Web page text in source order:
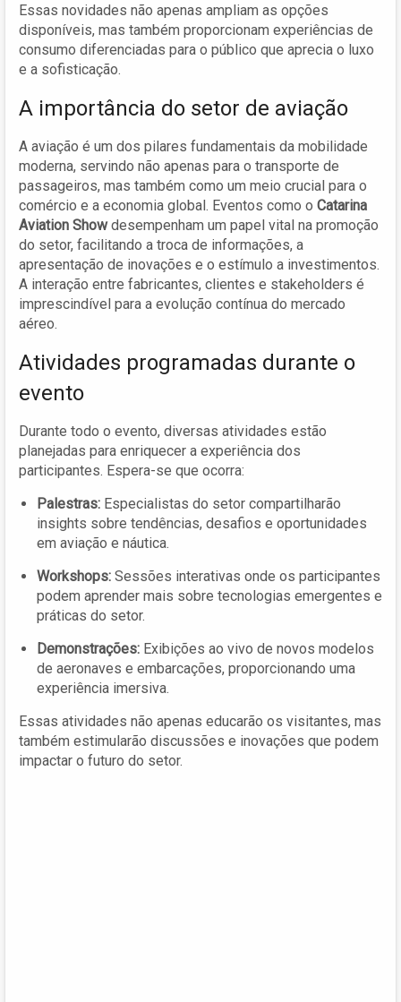
Essas novidades não apenas ampliam as opções
disponíveis, mas também proporcionam experiências de
consumo diferenciadas para o público que aprecia o luxo
e a sofisticação.
A importância do setor de aviação
A aviação é um dos pilares fundamentais da mobilidade
moderna, servindo não apenas para o transporte de
passageiros, mas também como um meio crucial para o
comércio e a economia global. Eventos como o Catarina
Aviation Showdesempenham um papel vital na promoção
do setor, facilitando a troca de informações, a
apresentação de inovações e o estímulo a investimentos.
A interação entre fabricantes, clientes e stakeholders é
imprescindível para a evolução contínua do mercado
aéreo.
Atividades programadas durante o
evento
Durante todo o evento, diversas atividades estão
planejadas para enriquecer a experiência dos
participantes. Espera-se que ocorra:
Palestras: Especialistas do setor compartilharão
insights sobre tendências, desafios e oportunidades
em aviação e náutica.
Workshops: Sessões interativas onde os participantes
podem aprender mais sobre tecnologias emergentes e
práticas do setor.
Demonstrações: Exibições ao vivo de novos modelos
de aeronaves e embarcações, proporcionando uma
experiência imersiva.
Essas atividades não apenas educarão os visitantes, mas
também estimularão discussões e inovações que podem
impactar o futuro do setor.